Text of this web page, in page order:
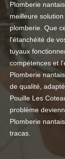
Plomberie
meilleure
plomberie. Que
l'étanchéité de
tuyaux
compétences et
Plomberie
de qualité,
Pouille Les
problème
Plomberie
tracas.